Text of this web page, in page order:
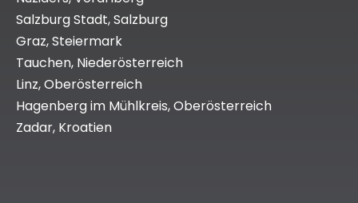
Salzburg Stadt, Salzburg
Graz, Steiermark
Tauchen, Niederösterreich
Linz, Oberösterreich
Hagenberg im Mühlkreis, Oberösterreich
Zadar, Kroatien